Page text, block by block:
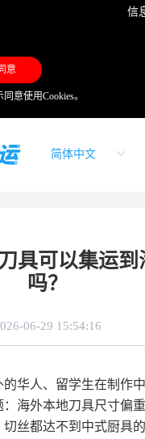
信
意
意使用Cookies。
具可以集运到
吗？
06-29 15:54:16
人、留学生在制作中
海外本地刀具尺寸偏
丝都达不到中式厨具